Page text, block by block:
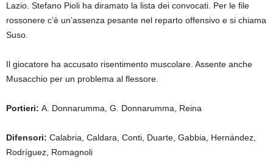
Lazio. Stefano Pioli ha diramato la lista dei convocati. Per le file
rossonere c’è un’assenza pesante nel reparto offensivo e si chiama
Suso.
Il giocatore ha accusato risentimento muscolare. Assente anche
Musacchio per un problema al flessore.
Portieri: A. Donnarumma, G. Donnarumma, Reina
Difensori: Calabria, Caldara, Conti, Duarte, Gabbia, Hernández,
Rodríguez, Romagnoli